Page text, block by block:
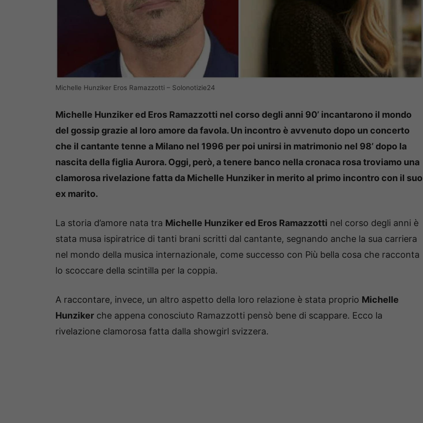
Michelle Hunziker Eros Ramazzotti – Solonotizie24
Michelle Hunziker ed Eros Ramazzotti nel corso degli anni 90’ incantarono il mondo
del gossip grazie al loro amore da favola. Un incontro è avvenuto dopo un concerto
che il cantante tenne a Milano nel 1996 per poi unirsi in matrimonio nel 98’ dopo la
nascita della figlia Aurora. Oggi, però, a tenere banco nella cronaca rosa troviamo una
clamorosa rivelazione fatta da Michelle Hunziker in merito al primo incontro con il suo
ex marito.
La storia d’amore nata tra Michelle Hunziker ed Eros Ramazzotti nel corso degli anni è
stata musa ispiratrice di tanti brani scritti dal cantante, segnando anche la sua carriera
nel mondo della musica internazionale, come successo con Più bella cosa che racconta
lo scoccare della scintilla per la coppia.
A raccontare, invece, un altro aspetto della loro relazione è stata proprio Michelle
Hunziker che appena conosciuto Ramazzotti pensò bene di scappare. Ecco la
rivelazione clamorosa fatta dalla showgirl svizzera.